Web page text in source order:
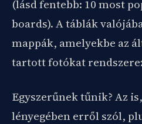
(lásd fentebb: 10 most
boards). A táblák
mappák, amelyekbe az
tartott fotókat
Egyszerűnek tűnik? Az
lényegében erről szól,